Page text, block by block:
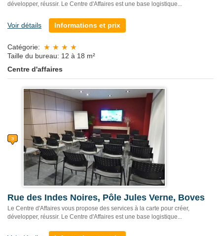
développer, réussir. Le Centre d'Affaires est une base logistique...
Voir détails Informations et prix
Catégorie:
Taille du bureau: 12 à 18 m²
Centre d'affaires
Rue des Indes Noires, Pôle Jules Verne, Boves
Le Centre d'Affaires vous propose des services à la carte pour créer,
développer, réussir. Le Centre d'Affaires est une base logistique...